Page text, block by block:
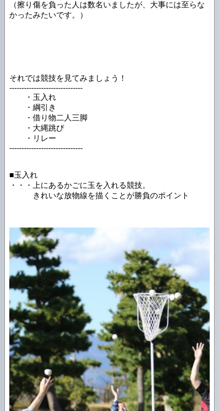
（擦り傷を負った人は数名いましたが、大事には至らな
かったみたいです。）
それでは競技を見てみましょう！
------------------------------
・玉入れ
・綱引き
・借り物二人三脚
・大縄跳び
・リレー
------------------------------
■玉入れ
・・・上にあるかごに玉を入れる競技。
きれいな放物線を描くことが勝負のポイント